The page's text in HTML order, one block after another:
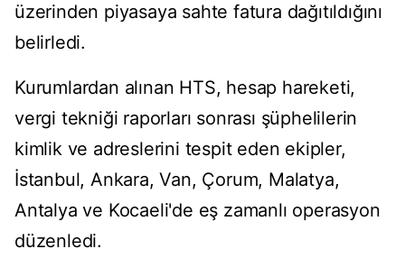
üzerinden piyasaya sahte fatura dağıtıldığını
belirledi.
Kurumlardan alınan HTS, hesap hareketi,
vergi tekniği raporları sonrası şüphelilerin
kimlik ve adreslerini tespit eden ekipler,
İstanbul, Ankara, Van, Çorum, Malatya,
Antalya ve Kocaeli'de eş zamanlı operasyon
düzenledi.